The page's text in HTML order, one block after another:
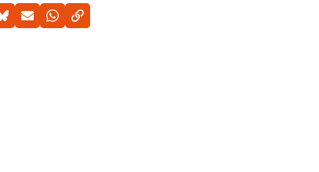
BlueskyE-mailWhatsappKopieer link